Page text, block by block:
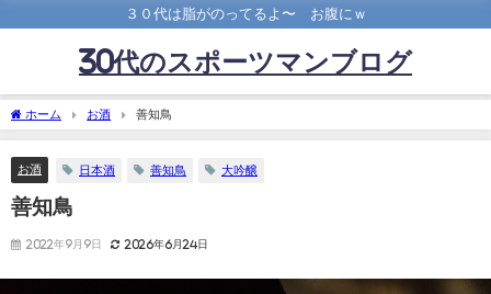
３０代は脂がのってるよ〜 お腹にｗ
30代のスポーツマンブログ
ホーム お酒 善知鳥
お酒 日本酒 善知鳥 大吟醸
善知鳥
2022年9月9日 2026年6月24日